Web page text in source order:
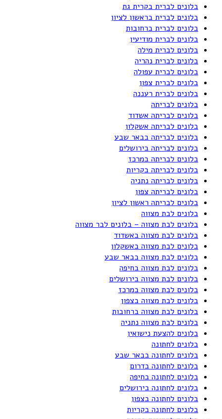
בלונים לברית בקרית גת
בלונים לברית בראשון לציון
בלונים לברית ברחובות
בלונים לברית מודיעין
בלונים לברית מילה
בלונים לברית נהריה
בלונים לברית עפולה
בלונים לברית צפון
בלונים לברית רעננה
בלונים לבריתה
בלונים לבריתה אשדוד
בלונים לבריתה אשקלון
בלונים לבריתה בבאר שבע
בלונים לבריתה בירושלים
בלונים לבריתה במרכז
בלונים לבריתה בקריות
בלונים לבריתה נתניה
בלונים לבריתה צפון
בלונים לבריתה ראשון לציון
בלונים לבת מצווה
בלונים לבת מצווה – בלונים לבר מצווה
בלונים לבת מצווה באשדוד
בלונים לבת מצווה באשקלון
בלונים לבת מצווה בבאר שבע
בלונים לבת מצווה בחיפה
בלונים לבת מצווה בירושלים
בלונים לבת מצווה במרכז
בלונים לבת מצווה בצפון
בלונים לבת מצווה ברחובות
בלונים לבת מצווה נתניה
בלונים להצעת נישואין
בלונים לחתונה
בלונים לחתונה בבאר שבע
בלונים לחתונה בדרום
בלונים לחתונה בחיפה
בלונים לחתונה בירושלים
בלונים לחתונה בצפון
בלונים לחתונה בקריות